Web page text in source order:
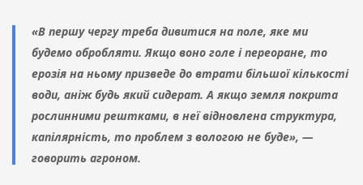
«В першу чергу треба дивитися на поле, яке ми
будемо обробляти. Якщо воно голе і переоране, то
ерозія на ньому призведе до втрати більшої кількості
води, аніж будь який сидерат. А якщо земля покрита
рослинними рештками, в неї відновлена структура,
капілярність, то проблем з вологою не буде», —
говорить агроном.